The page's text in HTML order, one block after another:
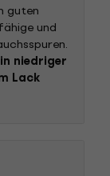
guten
und
niedriger
Lack